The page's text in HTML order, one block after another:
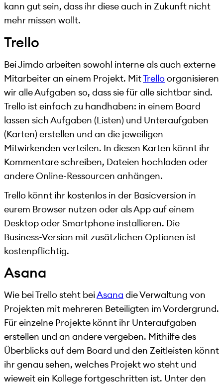
kann gut sein, dass ihr diese auch in Zukunft nicht
mehr missen wollt.
Trello
Bei Jimdo arbeiten sowohl interne als auch externe
Mitarbeiter an einem Projekt. MitTrelloorganisieren
wir alle Aufgaben so, dass sie für alle sichtbar sind.
Trello ist einfach zu handhaben: in einem Board
lassen sich Aufgaben (Listen) und Unteraufgaben
(Karten) erstellen und an die jeweiligen
Mitwirkenden verteilen. In diesen Karten könnt ihr
Kommentare schreiben, Dateien hochladen oder
andere Online-Ressourcen anhängen.
Trello könnt ihr kostenlos in der Basicversion in
eurem Browser nutzen oder als App auf einem
Desktop oder Smartphone installieren. Die
Business-Version mit zusätzlichen Optionen ist
kostenpflichtig.
Asana
Wie bei Trello steht beiAsana die Verwaltung von
Projekten mit mehreren Beteiligten im Vordergrund.
Für einzelne Projekte könnt ihr Unteraufgaben
erstellen und an andere vergeben. Mithilfe des
Überblicks auf dem Board und den Zeitleisten könnt
ihr genau sehen, welches Projekt wo steht und
wieweit ein Kollege fortgeschritten ist. Unter den